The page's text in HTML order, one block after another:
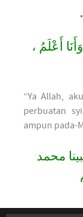
أَعْلَمُ ،
“Ya Allah,
perbuatan
ampun pada-
محمد